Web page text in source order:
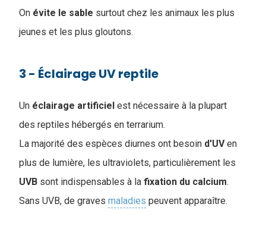
On évite le sable surtout chez les animaux les plus
jeunes et les plus gloutons.
3 - Éclairage UV reptile
Un éclairage artificiel est nécessaire à la plupart
des reptiles hébergés en terrarium.
La majorité des espèces diurnes ont besoin d'UVen
plus de lumière, les ultraviolets, particulièrement les
UVB sont indispensables à la fixation du calcium.
Sans UVB, de graves maladies peuvent apparaître.